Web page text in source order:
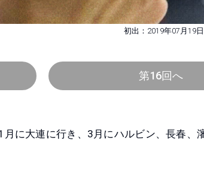
初出：2019年07月19
第16回へ
に大連に行き、3月にハルビン、長春、